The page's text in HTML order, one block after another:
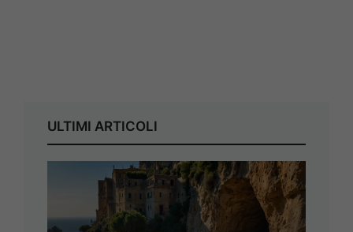
ULTIMI ARTICOLI